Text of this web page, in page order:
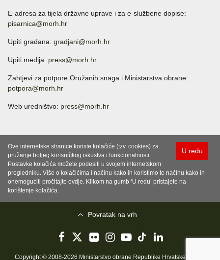
E-adresa za tijela državne uprave i za e-službene dopise:
pisarnica@morh.hr
Upiti građana: gradjani@morh.hr
Upiti medija: press@morh.hr
Zahtjevi za potpore Oružanih snaga i Ministarstva obrane:
potpora@morh.hr
Web uredništvo: press@morh.hr
U redu
Ove internetske stranice koriste kolačiće (tzv. cookies) za
pružanje boljeg korisničkog iskustva i funkcionalnosti.
Postavke kolačića možete podesiti u svojem internetskom
pregledniku. Više o kolačićima i načinu kako ih koristimo te načinu kako ih
onemogućiti pročitajte ovdje. Klikom na gumb ‘U redu’ pristajete na
korištenje kolačića.
Povratak na vrh
Copyright © 2008-2026 Ministarstvo obrane Republike Hrvatske..